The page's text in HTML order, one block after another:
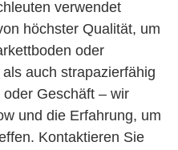
verwendet
höchster Qualität, um
oder
auch strapazierfähig
Geschäft – wir
und die Erfahrung, um
Kontaktieren Sie